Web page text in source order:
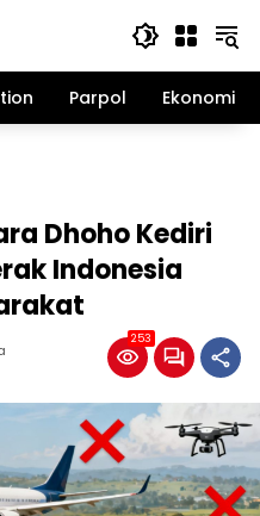
Parpol Ekonomi
Dhoho Kediri
Indonesia
253